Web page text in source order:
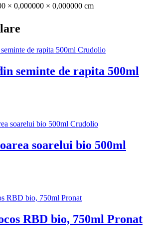
× 0,000000 × 0,000000 cm
seminte de rapita 500ml
soarelui bio 500ml
RBD bio, 750ml Pronat